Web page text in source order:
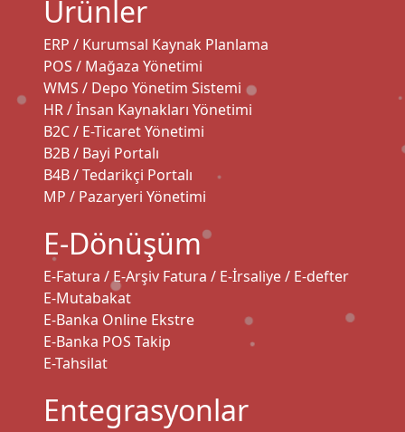
Ürünler
ERP / Kurumsal Kaynak Planlama
POS / Mağaza Yönetimi
WMS / Depo Yönetim Sistemi
HR / İnsan Kaynakları Yönetimi
B2C / E-Ticaret Yönetimi
B2B / Bayi Portalı
B4B / Tedarikçi Portalı
MP / Pazaryeri Yönetimi
E-Dönüşüm
E-Fatura / E-Arşiv Fatura / E-İrsaliye / E-defter
E-Mutabakat
E-Banka Online Ekstre
E-Banka POS Takip
E-Tahsilat
Entegrasyonlar